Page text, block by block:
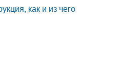
как и из чего